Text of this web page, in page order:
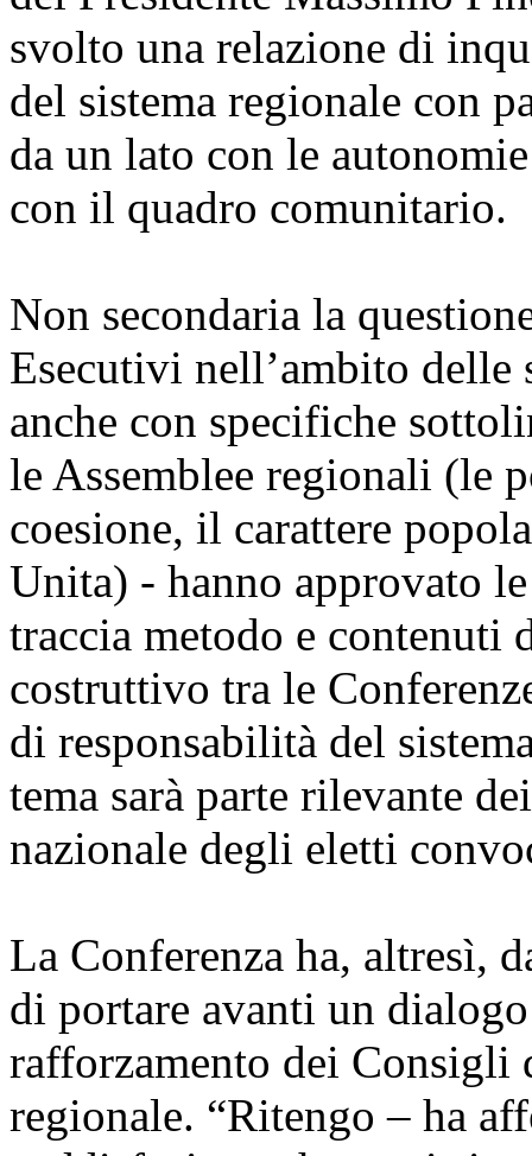
svolto una relazione di
del sistema regionale con
da un lato con le
con il quadro comunitario.
Non secondaria la
Esecutivi nell’ambito delle
anche con specifiche
le Assemblee regionali (le
coesione, il carattere
Unita) - hanno approvato
traccia metodo e
costruttivo tra le
di responsabilità del
tema sarà parte rilevante
nazionale degli eletti
La Conferenza ha, altresì,
di portare avanti un
rafforzamento dei
regionale. “Ritengo – ha